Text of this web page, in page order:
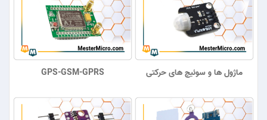
ماژول ها و سوئیچ های حرکتی GPS-GSM-GPRS